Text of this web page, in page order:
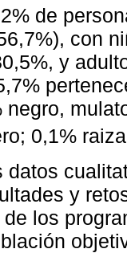
de
con
y
negro,
0,1%
datos
y
los